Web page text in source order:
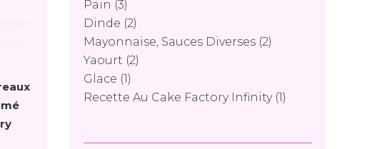
Pain (3)
Dinde (2)
Mayonnaise, Sauces Diverses (2)
Yaourt (2)
Glace (1)
Recette Au Cake Factory Infinity(1)